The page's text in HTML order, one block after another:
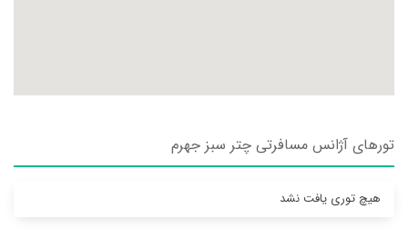
تورهای آژانس مسافرتی چتر سبز جهرم
هیچ توری یافت نشد